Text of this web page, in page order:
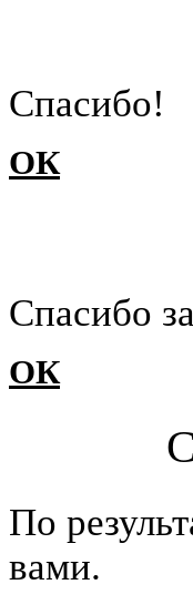
Cпасибо!
ОК
Cпасибо
ОК
По
вами.